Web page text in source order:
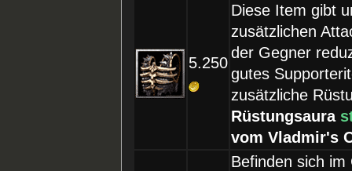
5.250
Diese Item gibt
zusätzlichen
der Gegner
gutes
zusätzliche
Rüstungsaura
vom Vladmir's
Befinden sich